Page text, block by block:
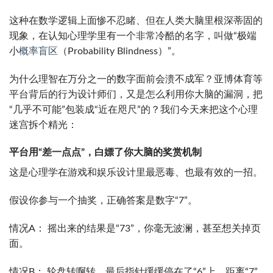
这种在数学逻辑上面惨不忍睹、但在人类大脑里根深蒂固的
现象，在认知心理学里有一个非常冷酷的名字，叫做“极端
小概率盲区 （Probability Blindness）”。
为什么理智在万分之一的数字面前会溃不成军？亚博体育等
平台背后的行为设计师们，又是怎么利用你大脑的漏洞，把
“几乎不可能”包装成“近在咫尺”的？我们今天来把这个心理
迷宫拆个精光：
平台用“差一点点”，白嫖了你大脑的奖赏机制
这是心理学在游戏和娱乐设计里最恶毒、也最有效的一招。
假设你参与一个抽奖，正确答案是数字“7”。
情况A： 摇出来的结果是“73”，你毫无波澜，甚至想关掉页
面。